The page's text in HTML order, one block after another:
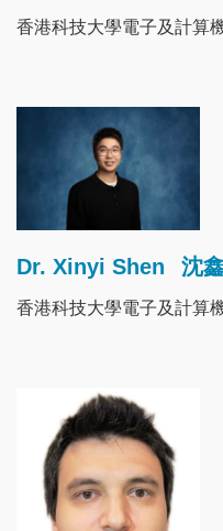
香港科技大學電子及計算
Dr. Xinyi Shen 沈
香港科技大學電子及計算